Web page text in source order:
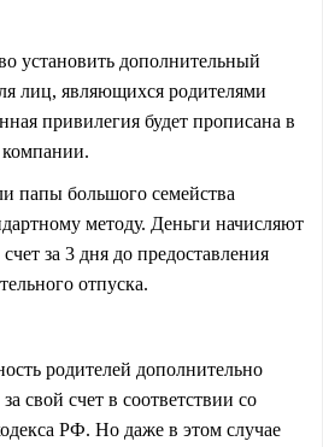
установить дополнительный
лиц, являющихся родителями
привилегия будет прописана в
компании.
папы большого семейства
методу. Деньги начисляют
за 3 дня до предоставления
отпуска.
родителей дополнительно
свой счет в соответствии со
РФ. Но даже в этом случае